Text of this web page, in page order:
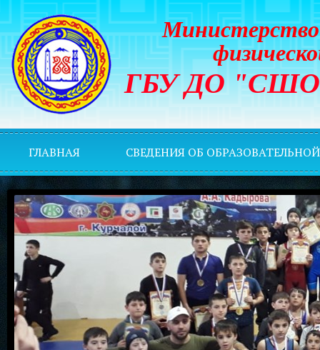
Министерство
ГБУ ДО "СШОР
ГЛАВНАЯ СВЕДЕНИЯ ОБ